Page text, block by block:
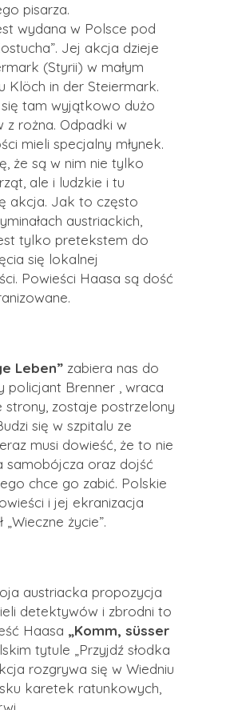
pisarza.
wydana w Polsce pod
Jej akcja dzieje
(Styrii) w małym
Klöch in der Steiermark.
tam wyjątkowo dużo
z rożna. Odpadki w
mieli specjalny młynek.
że są w nim nie tylko
ale i ludzkie i tu
akcja. Jak to często
austriackich,
tylko pretekstem do
się lokalnej
Powieści Haasa są dość
Leben” zabiera nas do
policjant Brenner , wraca
strony, zostaje postrzelony
się w szpitalu ze
musi dowieść, że to nie
samobójcza oraz dojść
chce go zabić. Polskie
i jej ekranizacja
„Wieczne życie”.
austriacka propozycja
detektywów i zbrodni to
Haasa „Komm, süsser
tytule „Przyjdź słodka
rozgrywa się w Wiedniu
karetek ratunkowych,